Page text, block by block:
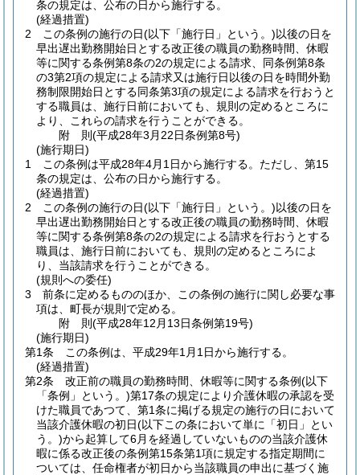
条の規定は、公布の日から施行する。
(経過措置)
2
この条例の施行の日(以下「施行日」という。)以後の日を
早出遅出勤務開始日とする改正後の職員の勤務時間、休暇
等に関する条例第8条の2の規定による請求、同条例第8条
の3第2項の規定による請求又は施行日以後の日を時間外勤
務制限開始日とする同条第3項の規定による請求を行おうと
する職員は、施行日前においても、規則の定めるところに
より、これらの請求を行うことができる。
附 則(平成28年3月22日条例第8号)
(施行期日)
1
この条例は平成28年4月1日から施行する。 ただし、第15
条の規定は、公布の日から施行する。
(経過措置)
2
この条例の施行の日(以下「施行日」という。)以後の日を
早出遅出勤務開始日とする改正後の職員の勤務時間、休暇
等に関する条例第8条の2の規定による請求を行おうとする
職員は、施行日前においても、規則の定めるところによ
り、当該請求を行うことができる。
(規則への委任)
3
前条に定めるもののほか、この条例の施行に関し必要な事
項は、町長が規則で定める。
附 則(平成28年12月13日条例第19号)
(施行期日)
第1条
この条例は、平成29年1月1日から施行する。
(経過措置)
第2条
改正前の職員の勤務時間、休暇等に関する条例(以下
「条例」という。)第17条の規定により介護休暇の承認を受
けた職員であつて、第1条に掲げる規定の施行の日において
当該介護休暇の初日(以下この条において単に「初日」とい
う。)から起算して6月を経過していないものの当該介護休
暇に係る改正後の条例第15条第1項に規定する指定期間に
ついては、任命権者が初日から当該職員の申出に基づく施